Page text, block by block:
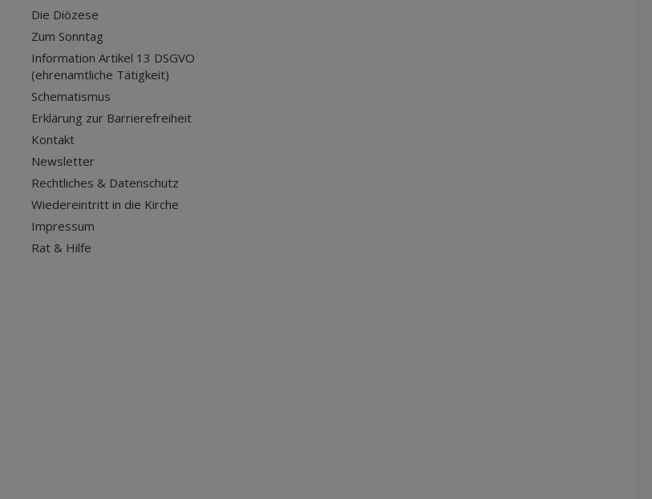
Die Diözese
Zum Sonntag
Information Artikel 13 DSGVO
(ehrenamtliche Tätigkeit)
Schematismus
Erklärung zur Barrierefreiheit
Kontakt
Newsletter
Rechtliches & Datenschutz
Wiedereintritt in die Kirche
Impressum
Rat & Hilfe